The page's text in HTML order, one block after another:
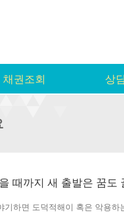
채권조회 상
때까지 새 출발은 꿈도
기하면 도덕적해이 혹은 악용